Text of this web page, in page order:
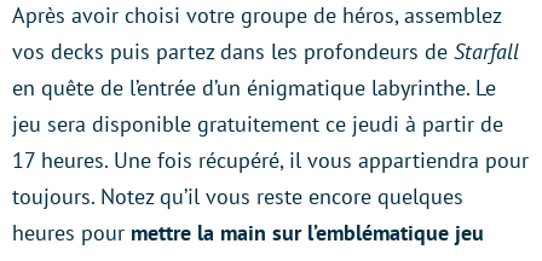
Après avoir choisi votre groupe de héros, assemblez
vos decks puis partez dans les profondeurs de Starfall
en quête de l’entrée d’un énigmatique labyrinthe. Le
jeu sera disponible gratuitement ce jeudi à partir de
17 heures. Une fois récupéré, il vous appartiendra pour
toujours. Notez qu’il vous reste encore quelques
heures pour mettre la main sur l’emblématique jeu